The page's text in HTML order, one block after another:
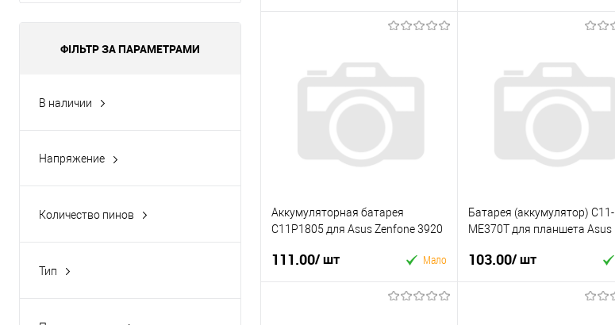
ФІЛЬТР ЗА ПАРАМЕТРАМИ
В наличии
Напряжение
Количество пинов
Тип
Купити в 1 клік
У вибране
До
порівняння
Купити в 1 клік
У вибране
До
порівняння
Аккумуляторная батарея
C11P1805 для Asus Zenfone 3920
111.00/ шт Мало
Батарея (аккумулятор) C11-
ME370T для планшета Asus
103.00/ шт